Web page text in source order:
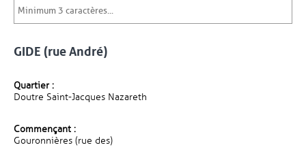
GIDE (rue André)
Quartier :
Doutre Saint-Jacques Nazareth
Commençant :
Gouronnières (rue des)